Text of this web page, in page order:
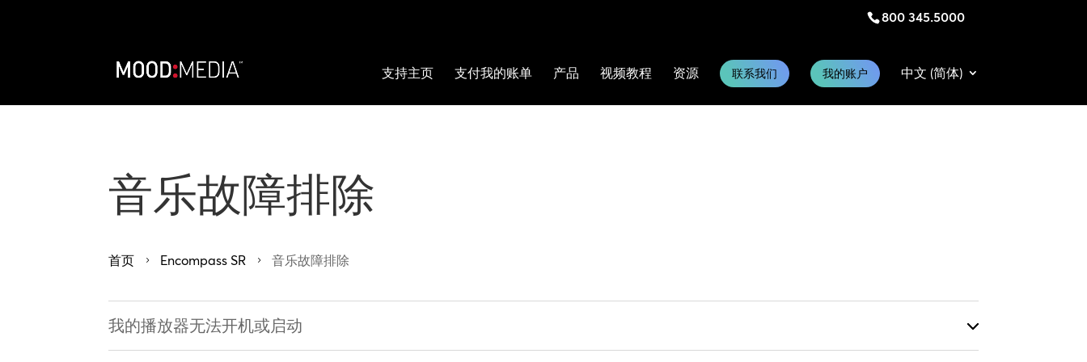
800 345.5000
支持主页 支付我的账单 产品 视频教程 资源 联系我们 我的账户 中文 (简体)
音乐故障排除
首页 5 Encompass SR 5 音乐故障排除
我的播放器无法开机或启动